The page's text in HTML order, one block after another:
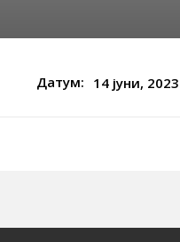
Датум: 14 јуни, 2023